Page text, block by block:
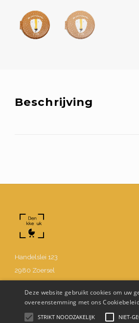
Beschrijving
Handelslei 123
2980 Zoersel
03 302 48 58
Deze website gebruikt cookies om uw
overeenstemming met ons
STRIKT NOODZAKELIJK NIET-